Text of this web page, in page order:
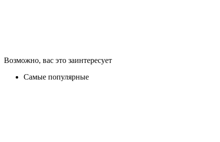
Возможно, вас это заинтересует
Самые популярные